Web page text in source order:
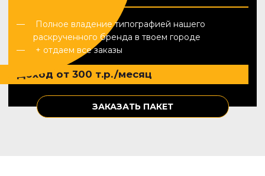
Полное владение типографией нашего
раскрученного бренда в твоем городе
+ отдаем все заказы
Доход от 300 т.р./месяц
ЗАКАЗАТЬ ПАКЕТ